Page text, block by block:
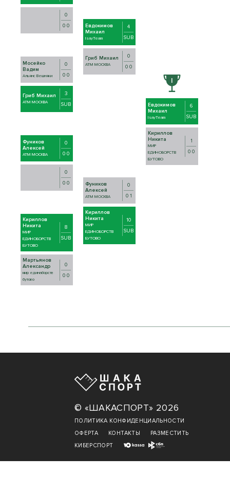
0
0 0
Мосейко
Вадим
Альянс Вешняки
0
0 0
Гриб Михаил
АТМ МОСКВА
3
SUB
Фуников
Алексей
АТМ МОСКВА
0
0 0
0
0 0
Кириллов
Никита
МИР
ЕДИНОБОРСТВ
БУТОВО
8
SUB
Мартьянов
Александр
мир единаборств
бутово
0
0 0
Евдокимов
Михаил
IsayTeam
4
SUB
Гриб Михаил
АТМ МОСКВА
0
0 0
Фуников
Алексей
АТМ МОСКВА
0
0 1
Кириллов
Никита
МИР
ЕДИНОБОРСТВ
БУТОВО
10
SUB
Евдокимов
Михаил
IsayTeam
6
SUB
Кириллов
Никита
МИР
ЕДИНОБОРСТВ
БУТОВО
1
0 0
© «ШАКАСПОРТ» 2026
ПОЛИТИКА КОНФИДЕНЦИАЛЬНОСТИ
ОФЕРТА
КОНТАКТЫ
РАЗМЕСТИТЬ
КИБЕРСПОРТ